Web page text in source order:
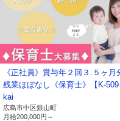
・採用選考及び
当社の従業者情報
・人事労務管理
セキュリティ管
ご提供いただい
・法律で特定さ
理」などに利用
以上
《正社員》賞与年２回３.５ヶ月
残業ほぼなし《保育士》【K-509
kai
広島市中区銀山町
月給200,000円～